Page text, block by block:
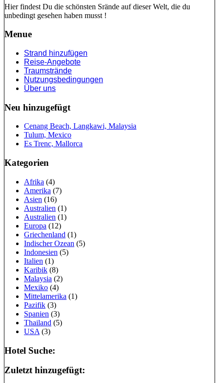
Hier findest Du die schönsten Srände auf dieser Welt, die du
unbedingt gesehen haben musst !
Menue
Strand hinzufügen
Reise-Angebote
Traumstrände
Nutzungsbedingungen
Über uns
Neu hinzugefügt
Cenang Beach, Langkawi, Malaysia
Tulum, Mexico
Es Trenc, Mallorca
Kategorien
Afrika (4)
Amerika (7)
Asien (16)
Australien (1)
Australien (1)
Europa (12)
Griechenland (1)
Indischer Ozean (5)
Indonesien (5)
Italien (1)
Karibik (8)
Malaysia (2)
Mexiko (4)
Mittelamerika (1)
Pazifik (3)
Spanien (3)
Thailand (5)
USA (3)
Hotel Suche:
Zuletzt hinzugefügt: